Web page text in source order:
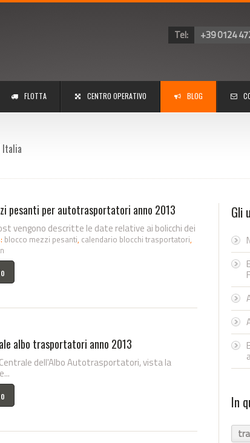
Tel: +39 0124
FLOTTA CENTRO OPERATIVO BLOG
pesanti per autotrasportatori anno 2013
vengono descritte le date relative ai bolicchi dei
blocco mezzi pesanti, calendario blocchi trasportatori,
albo trasportatori anno 2013
dell'Albo Autotrasportatori, vista la
Gli
In